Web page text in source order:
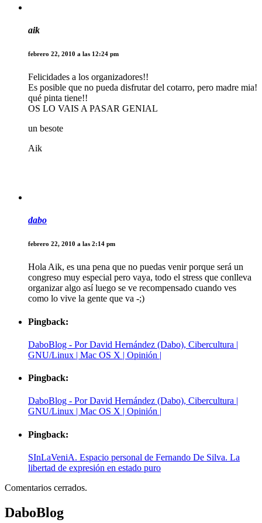
aik
febrero 22, 2010 a las 12:24 pm
Felicidades a los organizadores!!
Es posible que no pueda disfrutar del cotarro, pero madre mia!
qué pinta tiene!!
OS LO VAIS A PASAR GENIAL
un besote
Aik
dabo
febrero 22, 2010 a las 2:14 pm
Hola Aik, es una pena que no puedas venir porque será un
congreso muy especial pero vaya, todo el stress que conlleva
organizar algo así luego se ve recompensado cuando ves
como lo vive la gente que va -;)
Pingback:
DaboBlog - Por David Hernández (Dabo), Cibercultura |
GNU/Linux | Mac OS X | Opinión |
Pingback:
DaboBlog - Por David Hernández (Dabo), Cibercultura |
GNU/Linux | Mac OS X | Opinión |
Pingback:
SInLaVeniA. Espacio personal de Fernando De Silva. La
libertad de expresión en estado puro
Comentarios cerrados.
DaboBlog